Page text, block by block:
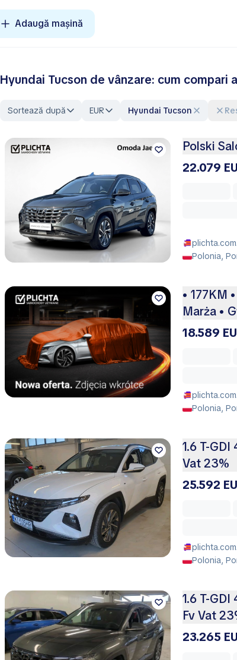
Adaugă mașină
Hyundai Tucson de vânzare: cum compari
Sortează după EUR Hyundai Tucson
Polski
22.079
Polonia,
• 177KM
Marża •
18.589
Polonia,
1.6 T-
Vat 23%
25.592
Polonia,
1.6 T-
Fv Vat
23.265